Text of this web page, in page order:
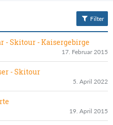
Filter
- Skitour - Kaisergebirge
17. Februar 2015
- Skitour
5. April 2022
19. April 2015